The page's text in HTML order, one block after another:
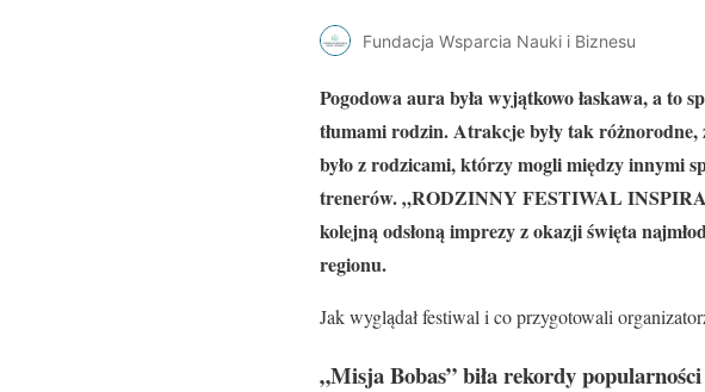
Fundacja Wsparcia Nauki i Biznesu
Pogodowa aura była wyjątkowo łaskawa, a to
tłumami rodzin. Atrakcje były tak różnorodne,
było z rodzicami, którzy mogli między innymi
trenerów. „RODZINNY FESTIWAL
kolejną odsłoną imprezy z okazji święta
regionu.
Jak wyglądał festiwal i co przygotowali
„Misja Bobas”biła rekordy popularności